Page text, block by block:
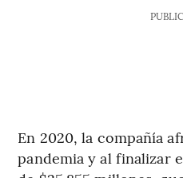
En 2020, la compañía
pandemia y al finalizar